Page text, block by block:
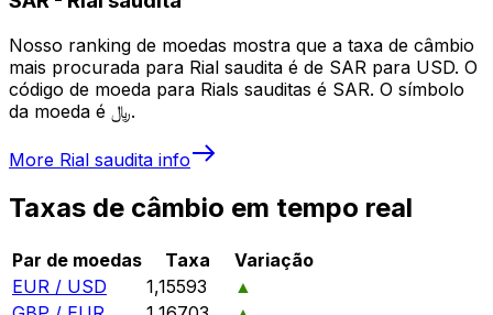
Nosso ranking de moedas mostra que a taxa de câmbio
mais procurada para Rial saudita é de SAR para USD. O
código de moeda para Rials sauditas é SAR. O símbolo
da moeda é ﷼.
More Rial saudita info
Taxas de câmbio em tempo real
Par de moedas Taxa
Variação
EUR / USD
1,15593
▲